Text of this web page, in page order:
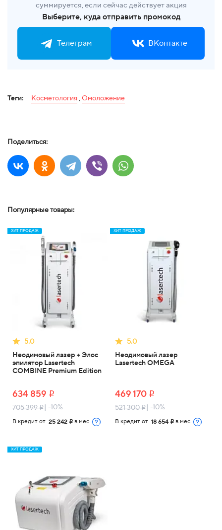
суммируется, если сейчас действует акция
Выберите, куда отправить промокод
Телеграм ВКонтакте
Теги: Косметология,Омоложение
Поделиться:
Популярные товары:
ХИТ ПРОДАЖ
5.0
Неодимовый лазер + Элос
эпилятор Lasertech
COMBINE Premium Edition
634 859 i
705 399i | -10%
В кредит от 25 242 i в мес
ХИТ ПРОДАЖ
5.0
Неодимовый лазер
Lasertech OMEGA
469 170 i
521 300i | -10%
В кредит от 18 654 i в мес
ХИТ ПРОДАЖ